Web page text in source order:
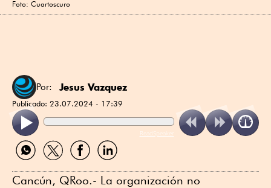
Foto: Cuartoscuro
Por: Jesus Vazquez
Publicado: 23.07.2024 - 17:39
ReadSpeaker
Compartir
por
Compartir
por
Compartir
por
Compartir
por
Cancún, QRoo.- La organización no